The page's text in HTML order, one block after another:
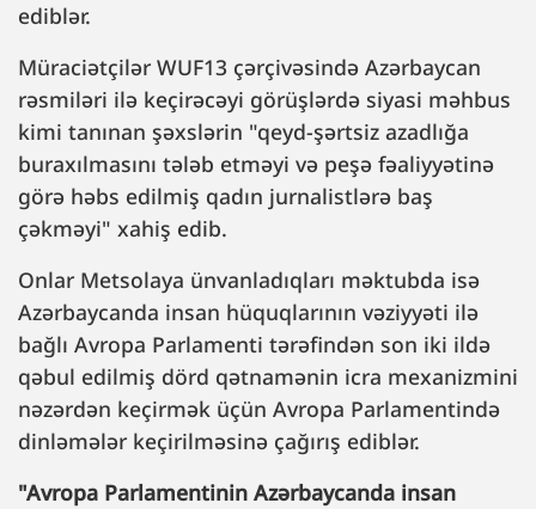
ediblər.
Müraciətçilər WUF13 çərçivəsində Azərbaycan
rəsmiləri ilə keçirəcəyi görüşlərdə siyasi məhbus
kimi tanınan şəxslərin "qeyd-şərtsiz azadlığa
buraxılmasını tələb etməyi və peşə fəaliyyətinə
görə həbs edilmiş qadın jurnalistlərə baş
çəkməyi" xahiş edib.
Onlar Metsolaya ünvanladıqları məktubda isə
Azərbaycanda insan hüquqlarının vəziyyəti ilə
bağlı Avropa Parlamenti tərəfindən son iki ildə
qəbul edilmiş dörd qətnamənin icra mexanizmini
nəzərdən keçirmək üçün Avropa Parlamentində
dinləmələr keçirilməsinə çağırış ediblər.
"Avropa Parlamentinin Azərbaycanda insan